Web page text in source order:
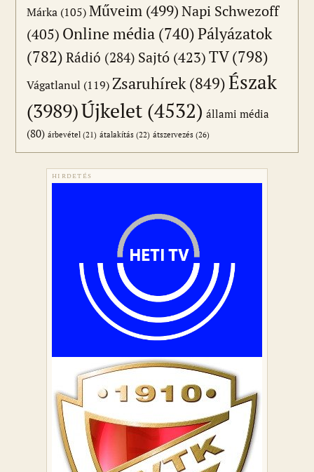
Márka (105) Műveim (499)Napi Schwezoff
(405) Online média (740)Pályázatok
(782) Rádió (284) Sajtó (423)TV(798)
Vágatlanul (119) Zsaruhírek (849)Észak
(3989)Újkelet (4532) állami média
(80) árbevétel (21) átalakítás (22) átszervezés (26)
HIRDETÉS